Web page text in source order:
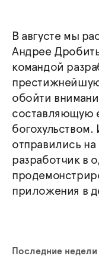
В августе мы
Андрее
командой
обойти
составляющую
отправились на
разработчик в
приложения в
Последние недели